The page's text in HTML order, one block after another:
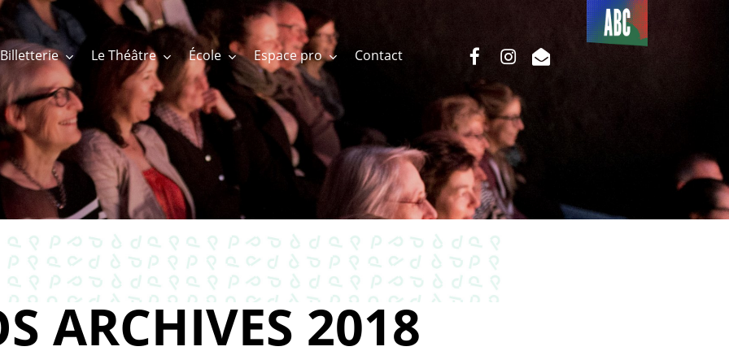
Billetterie Le Théâtre École Espace pro Contact
Du côté
de l’ABC
facebookinstagram
email
ARCHIVES 2018